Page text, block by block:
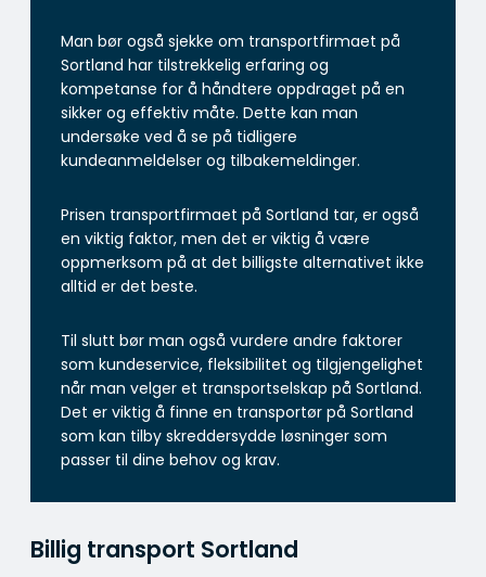
Man bør også sjekke om transportfirmaet på
Sortland har tilstrekkelig erfaring og
kompetanse for å håndtere oppdraget på en
sikker og effektiv måte. Dette kan man
undersøke ved å se på tidligere
kundeanmeldelser og tilbakemeldinger.
Prisen transportfirmaet på Sortland tar, er også
en viktig faktor, men det er viktig å være
oppmerksom på at det billigste alternativet ikke
alltid er det beste.
Til slutt bør man også vurdere andre faktorer
som kundeservice, fleksibilitet og tilgjengelighet
når man velger et transportselskap på Sortland.
Det er viktig å finne en transportør på Sortland
som kan tilby skreddersydde løsninger som
passer til dine behov og krav.
Billig transport Sortland